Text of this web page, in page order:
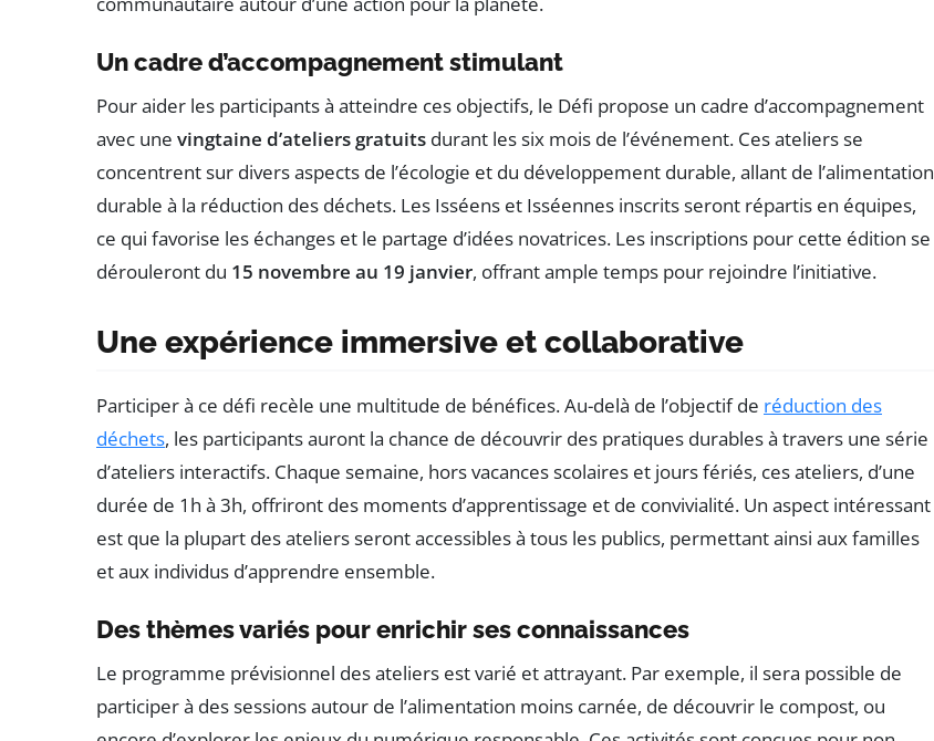
Un cadre d’accompagnement stimulant
Pour aider les participants à atteindre ces objectifs, le Défi propose un cadre d’accompagnement
avec une vingtaine d’ateliers gratuits durant les six mois de l’événement. Ces ateliers se
concentrent sur divers aspects de l’écologie et du développement durable, allant de l’alimentation
durable à la réduction des déchets. Les Isséens et Isséennes inscrits seront répartis en équipes,
ce qui favorise les échanges et le partage d’idées novatrices. Les inscriptions pour cette édition se
dérouleront du 15 novembre au 19 janvier, offrant ample temps pour rejoindre l’initiative.
Une expérience immersive et collaborative
Participer à ce défi recèle une multitude de bénéfices. Au-delà de l’objectif de réduction des
déchets, les participants auront la chance de découvrir des pratiques durables à travers une série
d’ateliers interactifs. Chaque semaine, hors vacances scolaires et jours fériés, ces ateliers, d’une
durée de 1h à 3h, offriront des moments d’apprentissage et de convivialité. Un aspect intéressant
est que la plupart des ateliers seront accessibles à tous les publics, permettant ainsi aux familles
et aux individus d’apprendre ensemble.
Des thèmes variés pour enrichir ses connaissances
Le programme prévisionnel des ateliers est varié et attrayant. Par exemple, il sera possible de
participer à des sessions autour de l’alimentation moins carnée, de découvrir le compost, ou